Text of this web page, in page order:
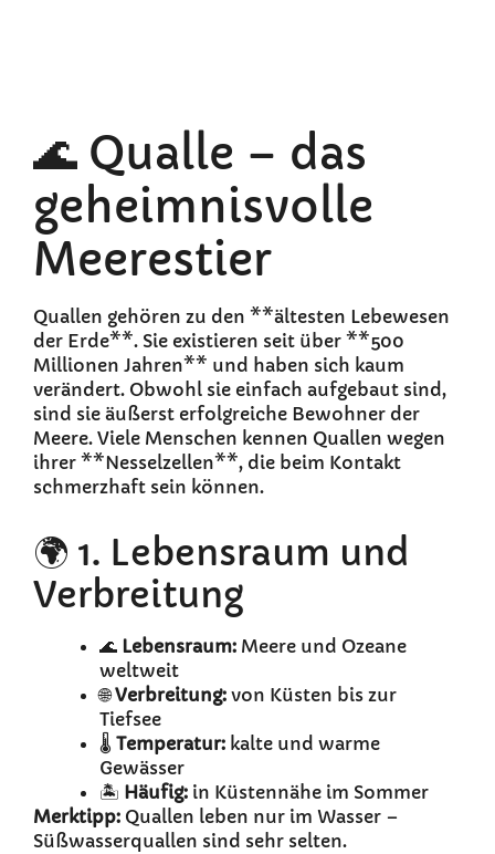
🌊 Qualle – das
geheimnisvolle
Meerestier
Quallen gehören zu den **ältesten Lebewesen
der Erde**. Sie existieren seit über **500
Millionen Jahren** und haben sich kaum
verändert. Obwohl sie einfach aufgebaut sind,
sind sie äußerst erfolgreiche Bewohner der
Meere. Viele Menschen kennen Quallen wegen
ihrer **Nesselzellen**, die beim Kontakt
schmerzhaft sein können.
🌍 1. Lebensraum und
Verbreitung
🌊 Lebensraum: Meere und Ozeane
weltweit
🌐Verbreitung: von Küsten bis zur
Tiefsee
🌡️ Temperatur: kalte und warme
Gewässer
🏝️ Häufig: in Küstennähe im Sommer
Merktipp: Quallen leben nur im Wasser –
Süßwasserquallen sind sehr selten.